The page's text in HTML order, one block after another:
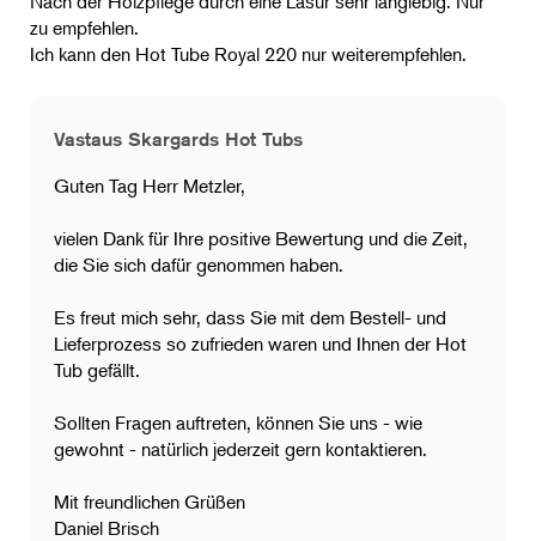
zu empfehlen.
Ich kann den Hot Tube Royal 220 nur weiterempfehlen.
Vastaus Skargards Hot Tubs
Guten Tag Herr Metzler,
vielen Dank für Ihre positive Bewertung und die Zeit,
die Sie sich dafür genommen haben.
Es freut mich sehr, dass Sie mit dem Bestell- und
Lieferprozess so zufrieden waren und Ihnen der Hot
Tub gefällt.
​Sollten Fragen auftreten, können Sie uns - wie
gewohnt - natürlich jederzeit gern kontaktieren.
Mit freundlichen Grüßen
Daniel Brisch